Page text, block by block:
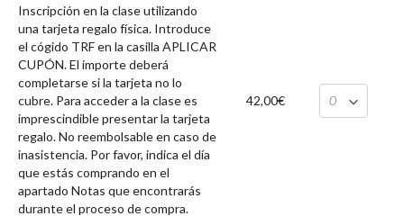
Inscripción en la clase utilizando
una tarjeta regalo física. Introduce
el cógido TRF en la casilla APLICAR
CUPÓN. El importe deberá
completarse si la tarjeta no lo
cubre. Para acceder a la clase es
imprescindible presentar la tarjeta
regalo. No reembolsable en caso de
inasistencia. Por favor, indica el día
que estás comprando en el
apartado Notas que encontrarás
durante el proceso de compra.
42,00€